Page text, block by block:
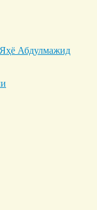
Абдулмажид